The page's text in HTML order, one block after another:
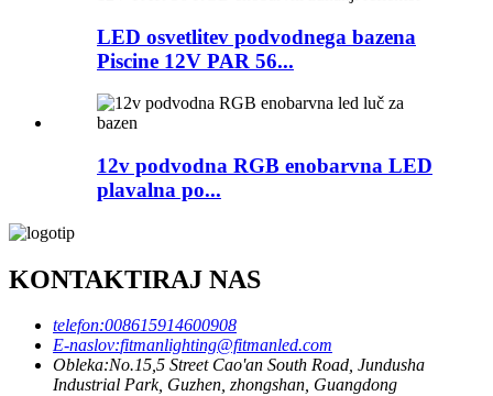
LED osvetlitev podvodnega bazena
Piscine 12V PAR 56...
12v podvodna RGB enobarvna LED
plavalna po...
KONTAKTIRAJ NAS
telefon:008615914600908
E-naslov:fitmanlighting@fitmanled.com
Obleka:No.15,5 Street Cao'an South Road, Jundusha
Industrial Park, Guzhen, zhongshan, Guangdong